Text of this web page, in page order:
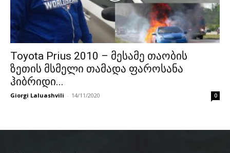
Toyota Prius 2010 – მესამე თაობის
ზეთის მსმელი თამადა ფაროსანა
ჰიბრიდი...
Giorgi Laluashvili - 14/11/2020 0